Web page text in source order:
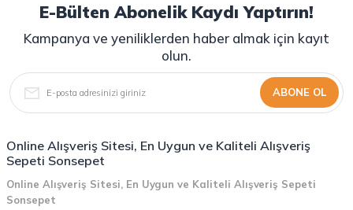
E-Bülten Abonelik Kaydı Yaptırın!
Kampanya ve yeniliklerden haber almak için kayıt
olun.
ABONE OL
Online Alışveriş Sitesi, En Uygun ve Kaliteli Alışveriş
Sepeti Sonsepet
Online Alışveriş Sitesi, En Uygun ve Kaliteli Alışveriş Sepeti
Sonsepet